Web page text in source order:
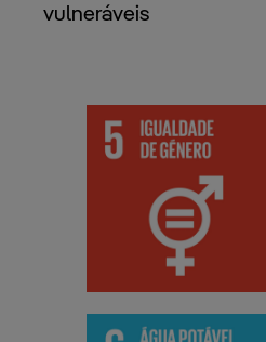
vulneráveis